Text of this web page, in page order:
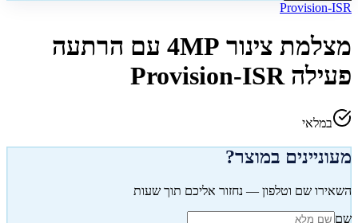
Provision-ISR
מצלמת צינור 4MP עם הרתעה
פעילה Provision-ISR
במלאי
מעוניינים במוצר?
השאירו שם וטלפון — נחזור אליכם תוך שעות
שם